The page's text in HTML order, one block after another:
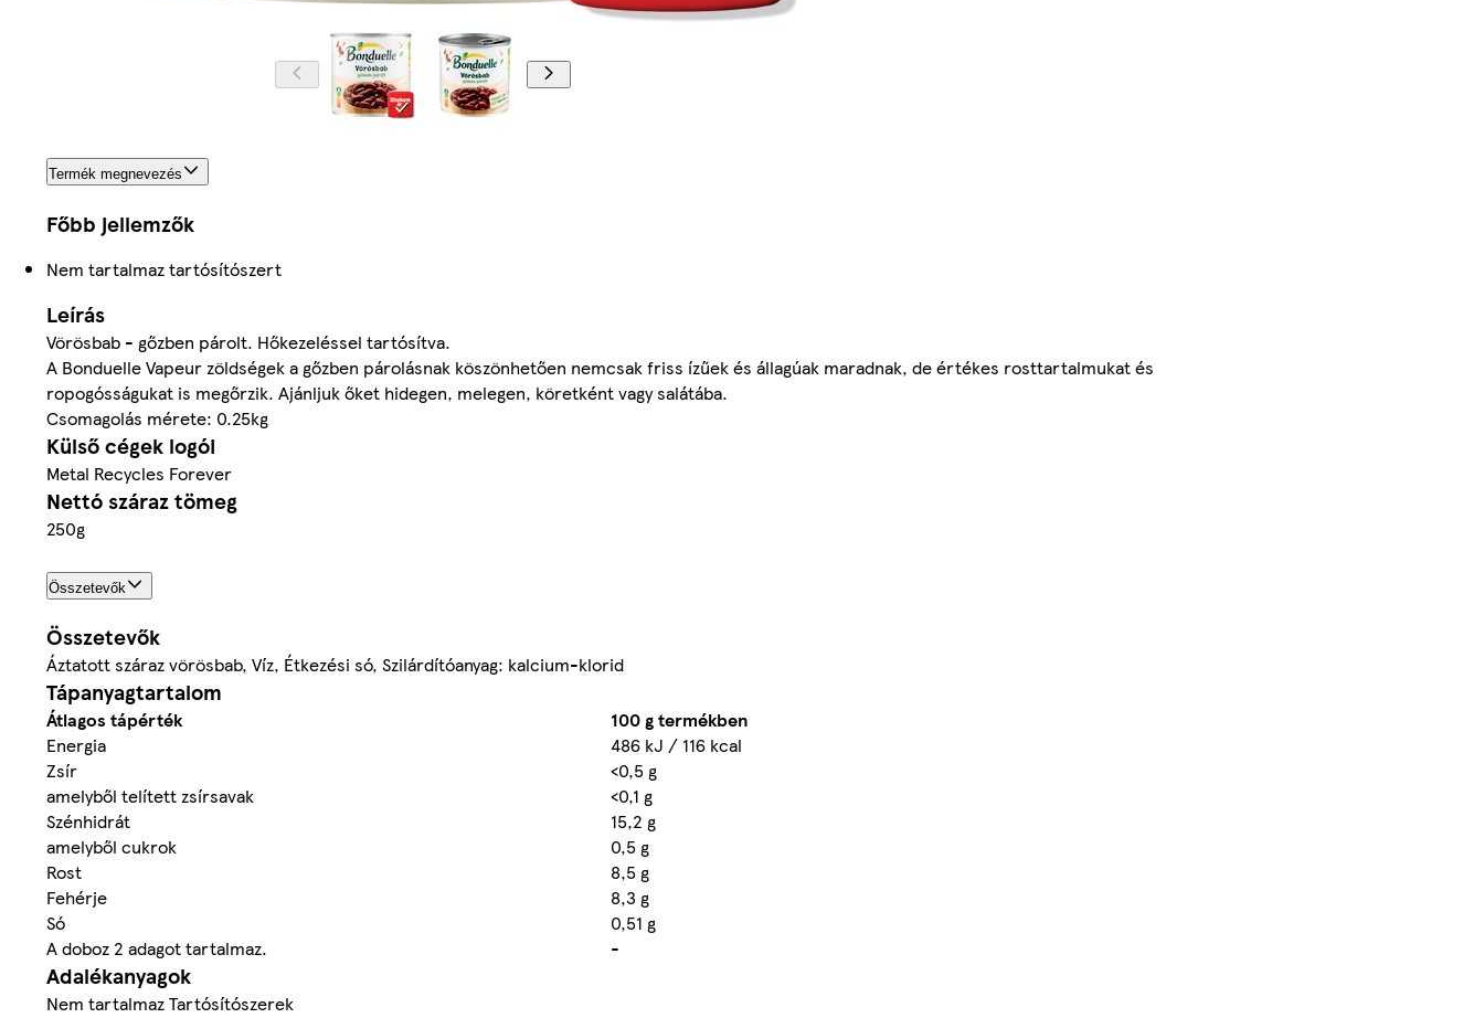
Termék megnevezés
Főbb jellemzők
Nem tartalmaz tartósítószert
Leírás
Vörösbab - gőzben párolt. Hőkezeléssel tartósítva.
A Bonduelle Vapeur zöldségek a gőzben párolásnak köszönhetően nemcsak friss ízűek és állagúak maradnak, de értékes rosttartalmukat és
ropogósságukat is megőrzik. Ajánljuk őket hidegen, melegen, köretként vagy salátába.
Csomagolás mérete: 0.25kg
Külső cégek logói
Metal Recycles Forever
Nettó száraz tömeg
250g
Összetevők
Összetevők
Áztatott száraz vörösbab, Víz, Étkezési só, Szilárdítóanyag: kalcium-klorid
Tápanyagtartalom
Átlagos tápérték
100 g termékben
Energia
486 kJ / 116 kcal
Zsír
<0,5 g
amelyből telített zsírsavak
<0,1 g
Szénhidrát
15,2 g
amelyből cukrok
0,5 g
Rost
8,5 g
Fehérje
8,3 g
Só
0,51 g
A doboz 2 adagot tartalmaz.
-
Adalékanyagok
Nem tartalmaz Tartósítószerek